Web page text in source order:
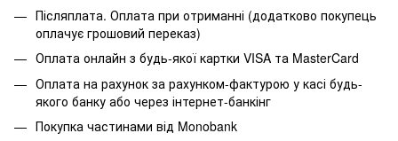
Післяплата. Оплата при отриманні (додатково покупець
оплачує грошовий переказ)
Оплата онлайн з будь-якої картки VISA та MasterCard
Оплата на рахунок за рахунком-фактурою у касі будь-
якого банку або через інтернет-банкінг
Покупка частинами від Monobank